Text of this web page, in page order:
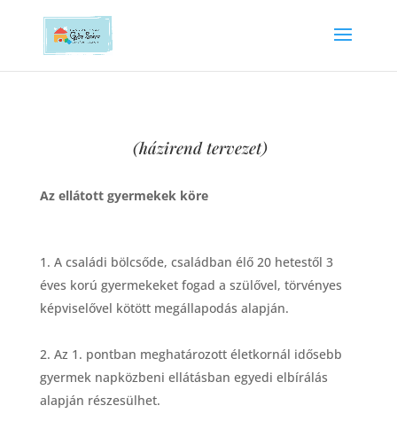
(házirend tervezet)
Az ellátott gyermekek köre
A családi bölcsőde, családban élő 20hetestől 3
éves korú gyermekeket fogad a szülővel, törvényes
képviselővel kötött megállapodás alapján.
Az 1. pontban meghatározott életkornál idősebb
gyermek napközbeni ellátásban egyedi elbírálás
alapján részesülhet.